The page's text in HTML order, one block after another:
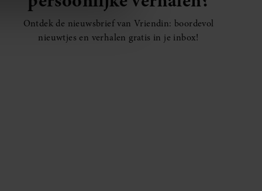
partners voor social
die u aan ze heeft
met onze cookies als u
Ontdek de nieuwsbrief van Vriendin: boordevol
nieuwtjes en verhalen gratis in je inbox!